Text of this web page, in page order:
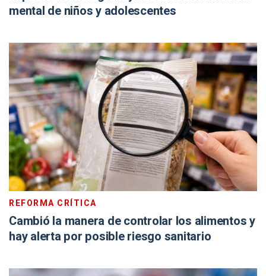
mental de niños y adolescentes
REFORMA CRÍTICA
Cambió la manera de controlar los alimentos y
hay alerta por posible riesgo sanitario